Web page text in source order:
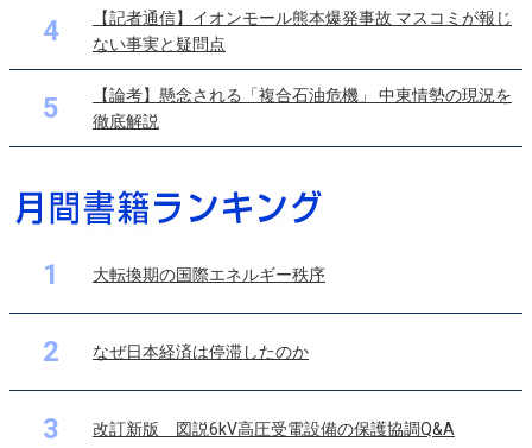
4
【記者通信】イオンモール熊本爆発事故 マスコミが報じ
ない事実と疑問点
5
【論考】懸念される「複合石油危機」 中東情勢の現況を
徹底解説
1 大転換期の国際エネルギー秩序
2 なぜ日本経済は停滞したのか
3 改訂新版 図説6kV高圧受電設備の保護協調Q&A